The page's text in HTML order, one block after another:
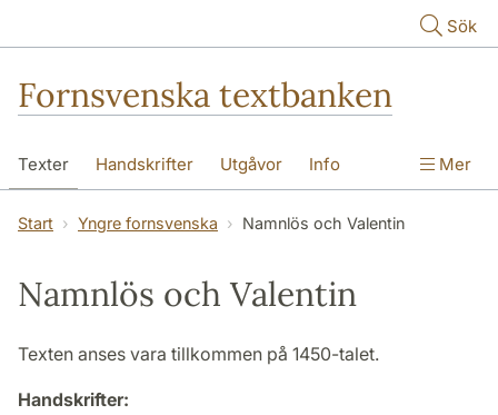
Sök
Fornsvenska textbanken
Texter Handskrifter Utgåvor Info Mer
Start Yngre fornsvenska Namnlös och Valentin
Namnlös och Valentin
Texten anses vara tillkommen på 1450-talet.
Handskrifter: